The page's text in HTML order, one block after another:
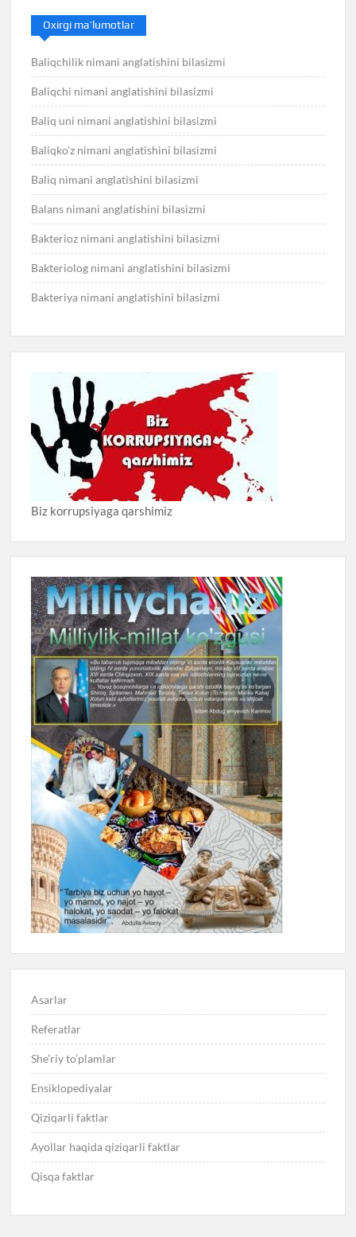
Oxirgi ma’lumotlar
Baliqchilik nimani anglatishini bilasizmi
Baliqchi nimani anglatishini bilasizmi
Baliq uni nimani anglatishini bilasizmi
Baliqko’z nimani anglatishini bilasizmi
Baliq nimani anglatishini bilasizmi
Balans nimani anglatishini bilasizmi
Bakterioz nimani anglatishini bilasizmi
Bakteriolog nimani anglatishini bilasizmi
Bakteriya nimani anglatishini bilasizmi
Biz korrupsiyaga qarshimiz
Asarlar
Referatlar
She’riy to’plamlar
Ensiklopediyalar
Qiziqarli faktlar
Ayollar haqida qiziqarli faktlar
Qisqa faktlar